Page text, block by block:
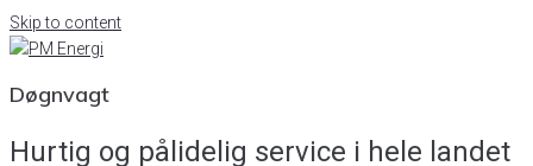
Skip to content
Døgnvagt
Hurtig og pålidelig service i hele landet